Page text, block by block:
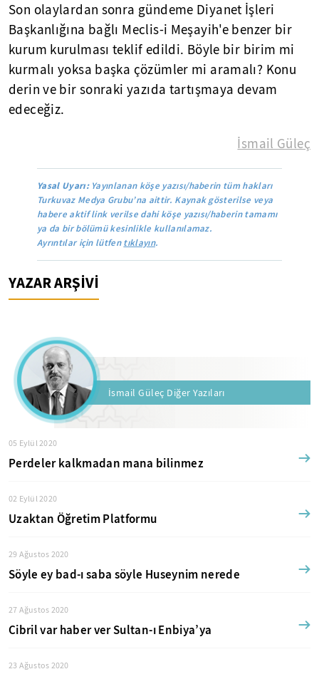
Son olaylardan sonra gündeme Diyanet İşleri
Başkanlığına bağlı Meclis-i Meşayih'e benzer bir
kurum kurulması teklif edildi. Böyle bir birim mi
kurmalı yoksa başka çözümler mi aramalı? Konu
derin ve bir sonraki yazıda tartışmaya devam
edeceğiz.
İsmail Güleç
Yasal Uyarı: Yayınlanan köşe yazısı/haberin tüm hakları
Turkuvaz Medya Grubu’na aittir. Kaynak gösterilse veya
habere aktif link verilse dahi köşe yazısı/haberin tamamı
ya da bir bölümü kesinlikle kullanılamaz.
Ayrıntılar için lütfentıklayın.
YAZAR ARŞİVİ
İsmail Güleç Diğer Yazıları
05 Eylül 2020
Perdeler kalkmadan mana bilinmez
02 Eylül 2020
Uzaktan Öğretim Platformu
29 Ağustos 2020
Söyle ey bad-ı saba söyle Huseynim nerede
27 Ağustos 2020
Cibril var haber ver Sultan-ı Enbiya’ya
23 Ağustos 2020